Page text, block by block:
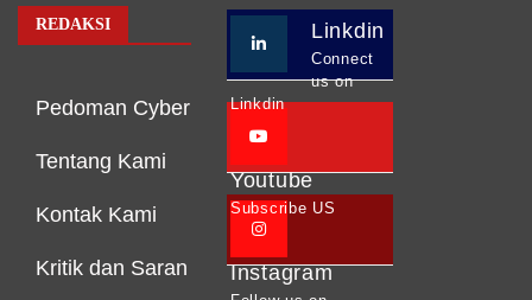
REDAKSI
Pedoman Cyber
Tentang Kami
Kontak Kami
Kritik dan Saran
Linkdin
Connect
us on
Linkdin
Youtube
Subscribe US
Instagram